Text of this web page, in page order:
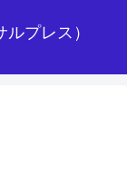
プレス）